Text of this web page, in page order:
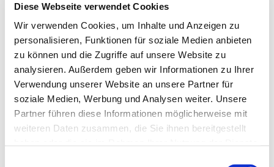
Diese Webseite verwendet Cookies
Wir verwenden Cookies, um Inhalte und Anzeigen zu
personalisieren, Funktionen für soziale Medien anbieten
zu können und die Zugriffe auf unsere Website zu
analysieren. Außerdem geben wir Informationen zu Ihrer
Verwendung unserer Website an unsere Partner für
soziale Medien, Werbung und Analysen weiter. Unsere
Partner führen diese Informationen möglicherweise mit
weiteren Daten zusammen, die Sie ihnen bereitgestellt
Josef Ernstberger - Annemarie
Hauf-Tulodziecki - Sönke Hansen